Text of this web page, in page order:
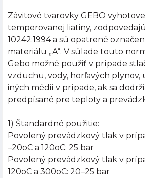
Závitové tvarovky GEBO
temperovanej liatiny,
10242:1994 a sú opatrené
materiálu „A“. V súlade touto
Gebo možné použiť v prípade
vzduchu, vody, horľavých plynov,
iných médií v prípade, ak sa
predpísané pre teploty a
1) Štandardné použitie:
Povolený prevádzkový tlak v
–20oC a 120oC: 25 bar
Povolený prevádzkový tlak v
120oC a 300oC: 20–25 bar